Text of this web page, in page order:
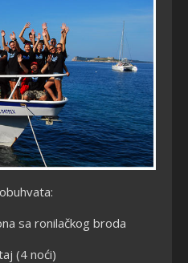
sa ronilačkog broda
(4 noći)